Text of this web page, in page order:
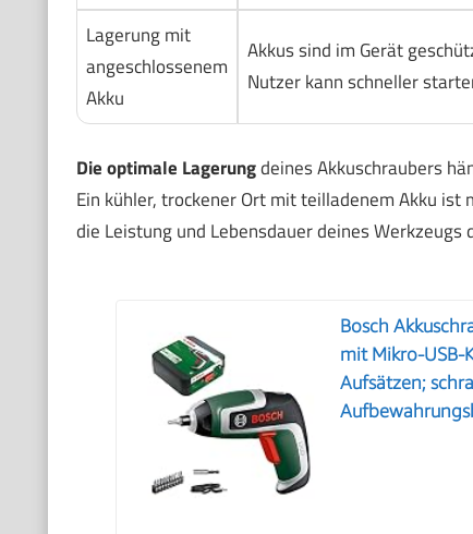
Lagerung mit
angeschlossenem
Akku
Akkus sind im Gerät
Nutzer kann schneller
Die optimale Lagerungdeines Akkuschraubers
Ein kühler, trockener Ort mit teilladenem Akku
die Leistung und Lebensdauer deines Werkzeugs
Bosch
mit Mikro-USB-
Aufsätzen;